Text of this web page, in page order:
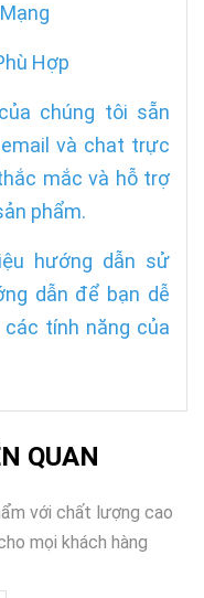
Hợp
chúng tôi sẵn
và chat trực
mắc và hỗ trợ
phẩm.
hướng dẫn sử
dẫn để bạn dễ
tính năng của
QUAN
với chất lượng cao
mọi khách hàng